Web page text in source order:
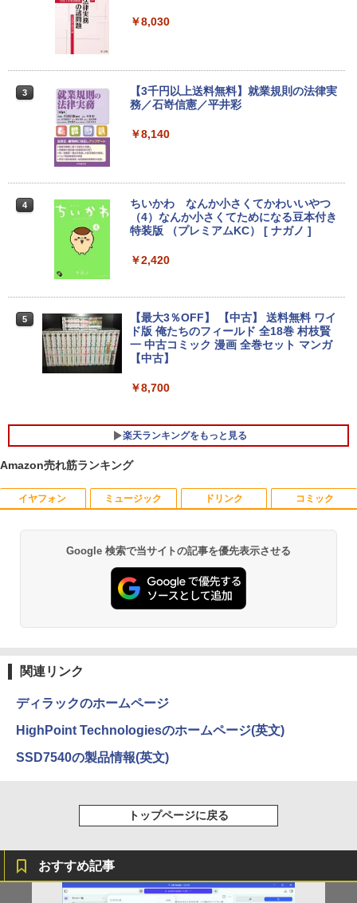
中古パソコン
￥14,800
モリ:8GB/16GB/SSD:256GB/512GB/1T
B/13.3型液晶/Wi-fi/Bluetooth/USB3.1/T
ype-C/HDMI/中古PC 中古ノートパソコ
ン Windows11 Win11正式対応
￥26,800
4
HP ProBook 450 G6 15.6型大画面フルH
D テンキー 8世代Core i5-8265U NVMeS
SD512GB メモリ16GB Webカメラ内蔵
Type-C 指紋認証 HDMI Office Windows
ン VETESA Intel Celeron 6500Y メモリ
フルHD液晶 テンキー付き 日本語キーボ
ードwindows11搭載 office2024付き 初
￥45,980
LCD 液晶ディスプレイ 修理交換用液晶
パネル
バイルモニター 10.5インチ 11インチ フ
ルHD 1080P 100%sRGB 400cd/m? 光沢
IPS パネル 色鮮やか 265g 超軽量 Type-
C対応 miniHDMI モニター 持ち運び サブ
V
【期間限定5%OFFクーポン 8/12 10時ま
で】 ゲーミングモニター モニター 24.5
ッカーレス 24.5型 FullHD ブルーライト
カット ノングレア HDMI Adaptive-Sync
ゼン
5
【16%OFF！8/11 1:59まで】AOPEN ゲ
5ms sRGB 99% AMD FreeSync Premiu
m HDR10 HDMI 2.0 DisplayPort 1.2 ス
ピーカー・ヘッドフォン端子搭載 ゼロフ
レーム スピーカー搭載 VESA 24KG3YX1
￥8,030
3
【3千円以上送料無料】就業規則の法律実
務／石嵜信憲／平井彩
￥8,140
4
ちいかわ なんか小さくてかわいいやつ
（4）なんか小さくてためになる豆本付き
特装版 （プレミアムKC） [ ナガノ ]
￥2,420
5
【最大3％OFF】 【中古】 送料無料 ワイ
ド版 俺たちのフィールド 全18巻 村枝賢
一 中古コミック 漫画 全巻セット マンガ
【中古】
￥8,700
楽天ランキングをもっと見る
Amazon売れ筋ランキング
イヤフォン
Anker Soundcore P42i (Bluetooth 6.1)【完
全ワイヤレスイヤホン/ウルトラノイズキャン
セリング 3.5 / マルチポイント接続 / 最大40時
間再生 / コンパクト形状/持ち運びに便利 / IP5
5 防塵防水位規格/PSE技術基準適合】パープ
Anker Soundcore P31i ピンク
￥5,990
￥14,990
【2026年アップグレード版】AOKIMI ワイヤ
ミュージック
BRUCE WAYNE feat. Flo Milli, ATL Jacob
[Explicit]
￥250
￥250
見知らぬ糸
￥250
ドリンク
by Amazon 天然水 ラベルレス 500ml ×24本
富士山の天然水 バナジウム含有 水 ミネラル
ウォーター ペットボトル 静岡県産 500ミリリ
ットル (Smart Basic)
￥1,380
強炭酸水 ペットボトル 500ミリリットル (Sm
art Basic)
コミック
薬屋のひとりごと 17巻 (デジタル版ビッグガ
ンガンコミックス)
￥770
￥832
ONE PIECE モノクロ版 115 (ジャンプコミッ
Google 検索で当サイトの記事を優先表示させる
関連リンク
ディラックのホームページ
HighPoint Technologiesのホームページ(英文)
SSD7540の製品情報(英文)
トップページに戻る
おすすめ記事